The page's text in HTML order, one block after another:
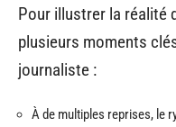
Pour illustrer la réalité
plusieurs moments
journaliste :
À de multiples reprises, le